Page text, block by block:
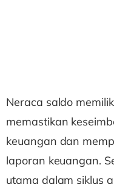
Neraca saldo
memastikan
keuangan dan
laporan keuangan.
utama dalam siklus